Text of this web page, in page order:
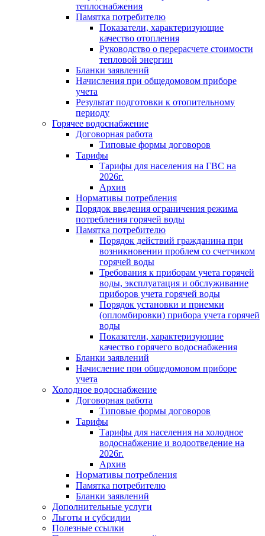
теплоснабжения
Памятка потребителю
Показатели, характеризующие
качество отопления
Руководство о перерасчете стоимости
тепловой энергии
Бланки заявлений
Начисления при общедомовом приборе
учета
Результат подготовки к отопительному
периоду
Горячее водоснабжение
Договорная работа
Типовые формы договоров
Тарифы
Тарифы для населения на ГВС на
2026г.
Архив
Нормативы потребления
Порядок введения ограничения режима
потребления горячей воды
Памятка потребителю
Порядок действий гражданина при
возникновении проблем со счетчиком
горячей воды
Требования к приборам учета горячей
воды, эксплуатация и обслуживание
приборов учета горячей воды
Порядок установки и приемки
(опломбировки) прибора учета горячей
воды
Показатели, характеризующие
качество горячего водоснабжения
Бланки заявлений
Начисление при общедомовом приборе
учета
Холодное водоснабжение
Договорная работа
Типовые формы договоров
Тарифы
Тарифы для населения на холодное
водоснабжение и водоотведение на
2026г.
Архив
Нормативы потребления
Памятка потребителю
Бланки заявлений
Дополнительные услуги
Льготы и субсидии
Полезные ссылки